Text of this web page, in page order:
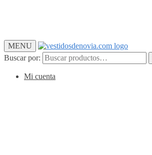
MENU
Buscar por:
Mi cuenta